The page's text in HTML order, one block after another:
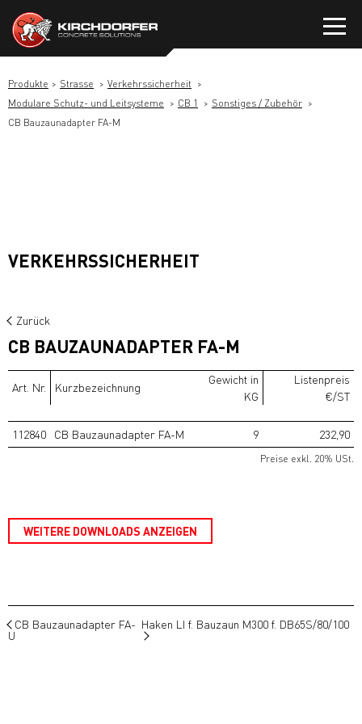
Inhalt
springen
Produkte Strasse
Verkehrssicherheit
Modulare Schutz- und Leitsysteme
CB 1
Sonstiges / Zubehör
CB Bauzaunadapter FA-M
VERKEHRSSICHERHEIT
Zurück
CB BAUZAUNADAPTER FA-M
Art. Nr. Kurzbezeichnung
Gewicht in
KG
Listenpreis
€/ST
112840 CB Bauzaunadapter FA-M 9 232,90
Preise exkl. 20% USt.
WEITERE DOWNLOADS ANZEIGEN
CB Bauzaunadapter FA-
U
Haken LI f. Bauzaun M300 f. DB65S/80/100